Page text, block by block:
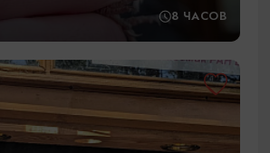
8 ЧАСОВ